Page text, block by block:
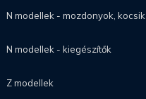
N modellek - mozdonyok, kocsik
N modellek - kiegészítők
Z modellek